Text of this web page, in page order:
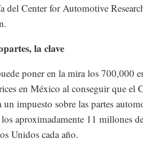
del Center for Automotive
la clave
poner en la mira los 700,000
en México al conseguir que el
impuesto sobre las partes
aproximadamente 11 millones
Unidos cada año.